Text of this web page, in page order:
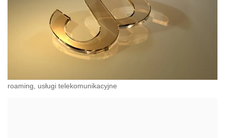
roaming, usługi telekomunikacyjne